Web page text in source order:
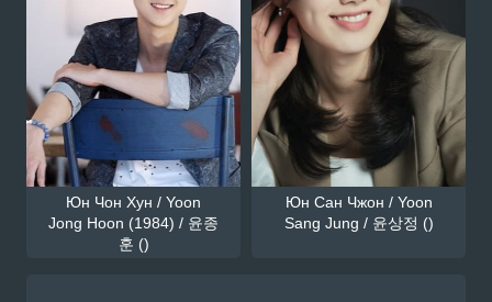
Юн Чон Хун / Yoon
Jong Hoon (1984) / 윤종
훈 ()
Юн Сан Чжон / Yoon
Sang Jung / 윤상정 ()